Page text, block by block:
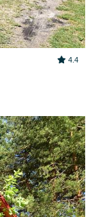
4.4